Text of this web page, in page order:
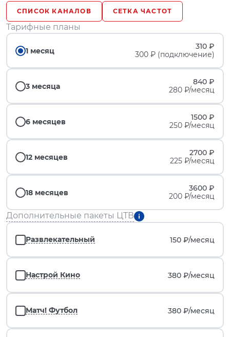
СПИСОК КАНАЛОВ СЕТКА ЧАСТОТ
Тарифные планы
1 месяц
310 ₽
300 ₽ (подключение)
3 месяца
840 ₽
280 ₽/месяц
6 месяцев
1500 ₽
250 ₽/месяц
12 месяцев
2700 ₽
225 ₽/месяц
18 месяцев
3600 ₽
200 ₽/месяц
Дополнительные пакеты ЦТВ
Развлекательный 150 ₽/месяц
Настрой Кино 380 ₽/месяц
Матч! Футбол 380 ₽/месяц